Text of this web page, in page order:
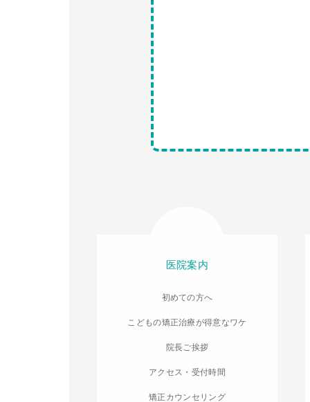
医院案内
初めての方へ
こどもの矯正治療が得意なワケ
院長ご挨拶
アクセス・受付時間
矯正カウンセリング